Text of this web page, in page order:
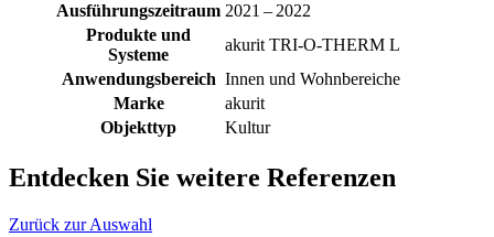
Ausführungszeitraum 2021 – 2022
Produkte und
Systeme
akurit TRI-O-THERM L
Anwendungsbereich Innen und Wohnbereiche
Marke
akurit
Objekttyp
Kultur
Entdecken Sie weitere Referenzen
Zurück zur Auswahl